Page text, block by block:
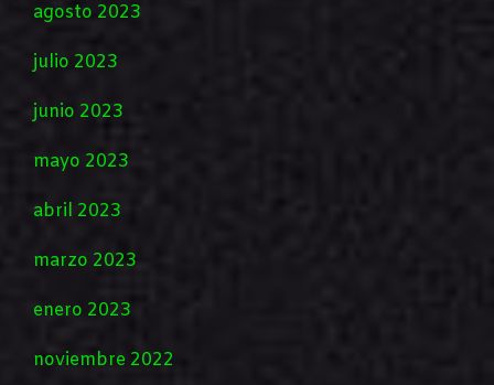
agosto 2023
julio 2023
junio 2023
mayo 2023
abril 2023
marzo 2023
enero 2023
noviembre 2022